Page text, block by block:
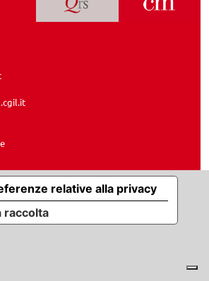
raccolta
relative alla privacy